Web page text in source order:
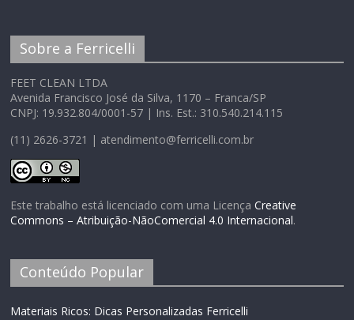
Sobre a Ferricelli
FEET CLEAN LTDA
Avenida Francisco José da Silva, 1170 – Franca/SP
CNPJ: 19.932.804/0001-57 | Ins. Est.: 310.540.214.115
(11) 2626-3721 | atendimento@ferricelli.com.br
Este trabalho está licenciado com uma LicençaCreative
Commons – Atribuição-NãoComercial 4.0 Internacional.
Conteúdo Popular
Materiais Ricos: Dicas Personalizadas Ferricelli